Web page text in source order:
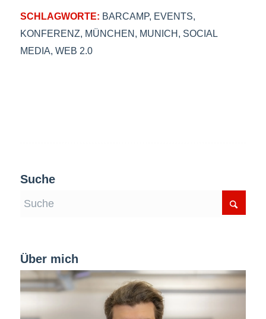
SCHLAGWORTE: BARCAMP, EVENTS,
KONFERENZ, MÜNCHEN, MUNICH, SOCIAL
MEDIA, WEB 2.0
Suche
Über mich